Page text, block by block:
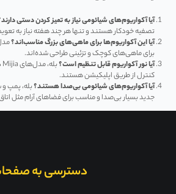
آیا آکواریوم‌های شیائومی نیاز به تمیز کردن دستی
تصفیه خودکار هستند و تنها هر چند هفته نیاز به
آیا این آکواریوم‌ها برای ماهی‌های بزرگ مناسب‌اند؟
برای ماهی‌های کوچک و تزئینی طراحی شده‌اند.
آیا نور آکواریوم قابل تنظیم است؟
کنترل از طریق اپلیکیشن هستند.
آیا آکواریوم‌های شیائومی بی‌صدا هستند؟بله، پمپ
جدید بسیار بی‌صدا و مناسب برای فضاهای آرام مثل
دسترسی به